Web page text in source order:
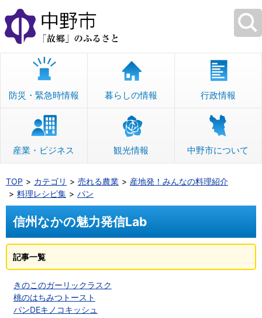
本
文
へ
移
防災・緊急時情報 暮らしの情報 行政情報
産業・ビジネス 観光情報 中野市について
TOP カテゴリ 売れる農業
産地発！みんなの料理紹介
料理レシピ集
パン
信州なかの魅力発信Lab
記事一覧
きのこのガーリックラスク
桃のはちみつトースト
パンDEキノコキッシュ